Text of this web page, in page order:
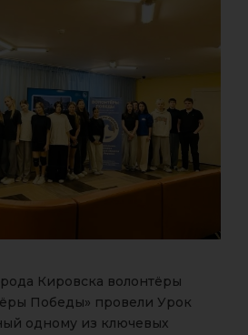
Кировска волонтёры
Победы» провели Урок
одному из ключевых